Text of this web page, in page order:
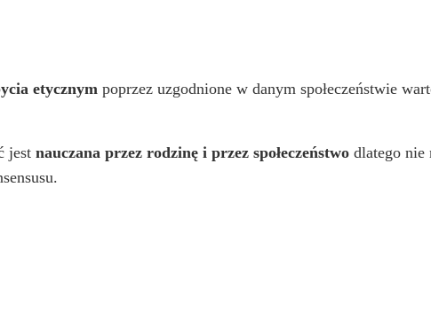
etycznym poprzez uzgodnione w danym społeczeństwie
jestnauczana przez rodzinę i przez społeczeństwo dlatego nie